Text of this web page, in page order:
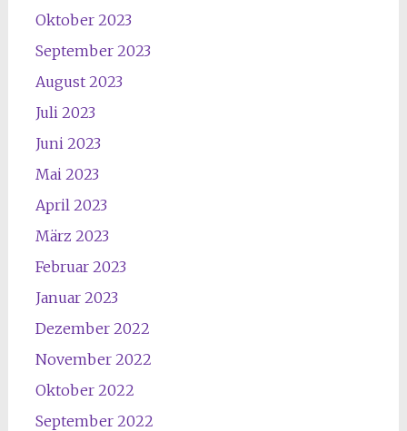
Oktober 2023
September 2023
August 2023
Juli 2023
Juni 2023
Mai 2023
April 2023
März 2023
Februar 2023
Januar 2023
Dezember 2022
November 2022
Oktober 2022
September 2022